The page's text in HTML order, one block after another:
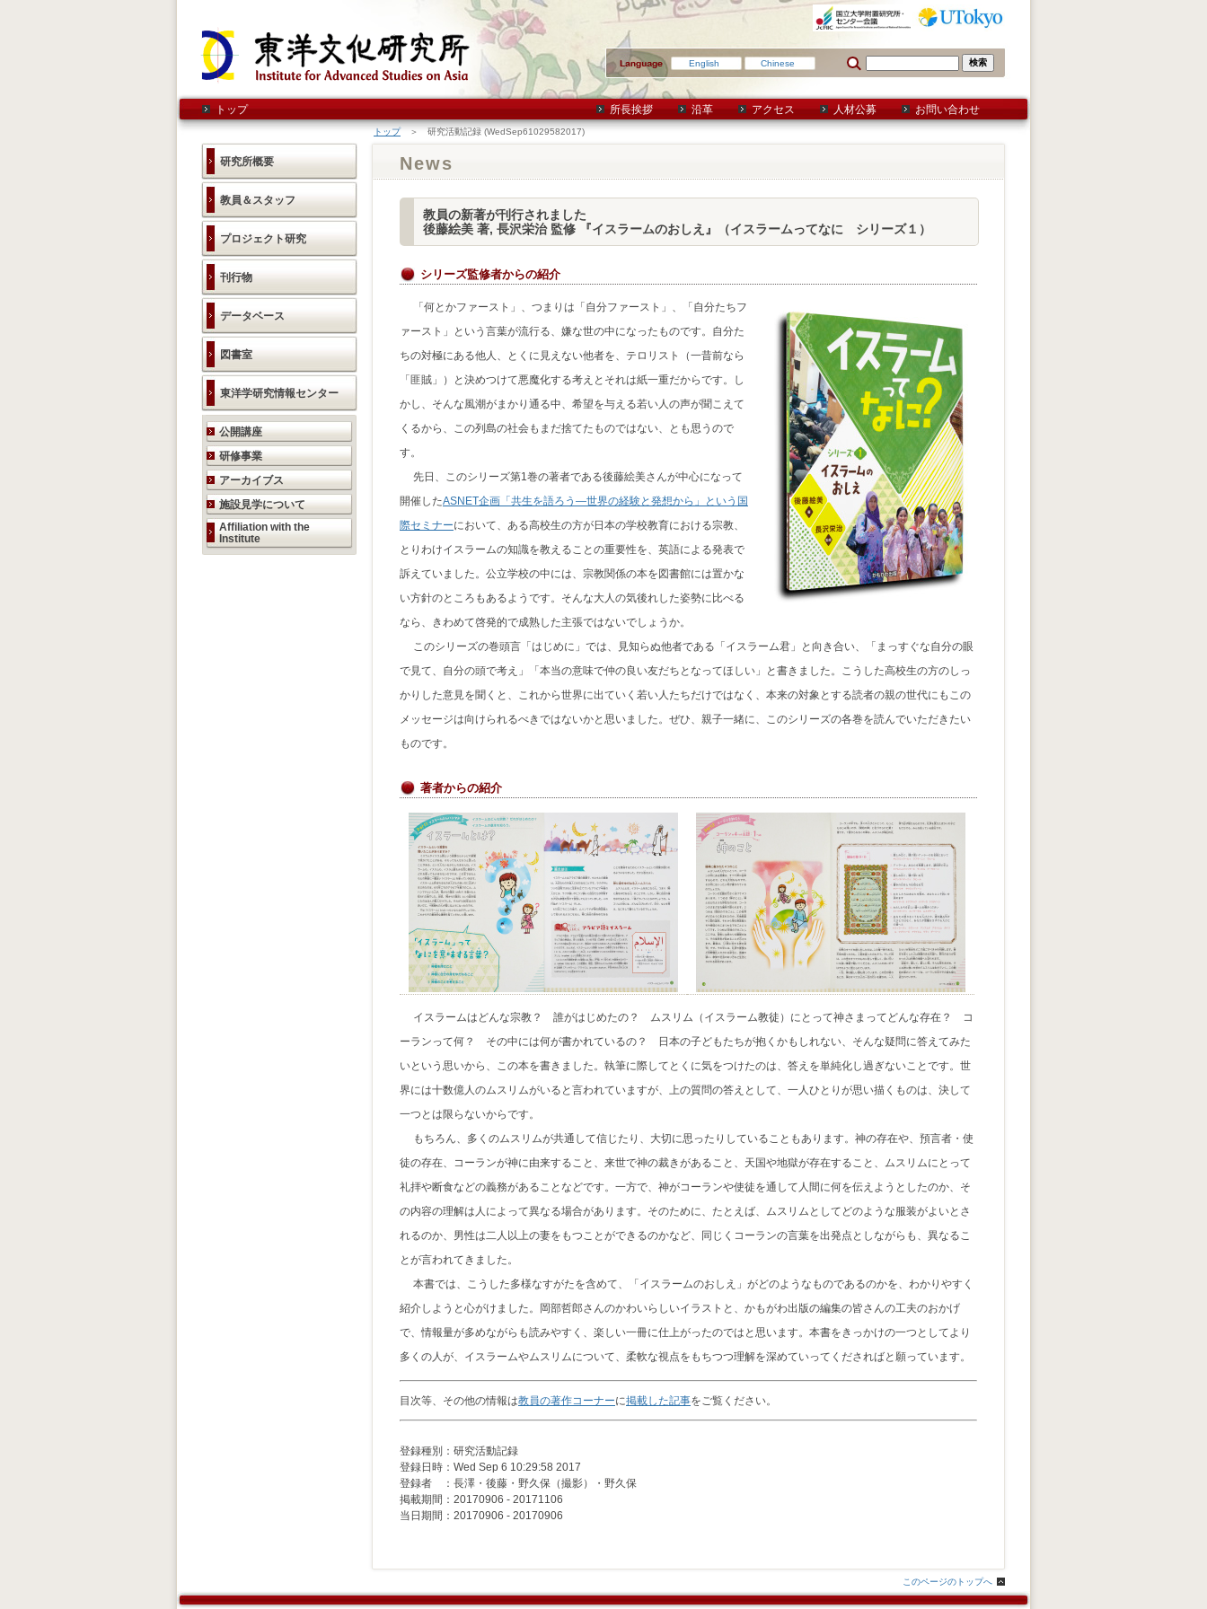
English Chinese
トップ 所長挨拶 沿革 アクセス 人材公募 お問い合わせ
研究所概要
教員＆スタッフ
プロジェクト研究
刊行物
データベース
図書室
東洋学研究情報センター
研究活動のご案内
公開講座
研修事業
アーカイブス
施設見学について
Affiliation with the
Institute
トップ＞ 研究活動記録 (WedSep61029582017)
News
教員の新著が刊行されました
後藤絵美 著, 長沢栄治 監修 『イスラームのおしえ』（イスラームってなに シリーズ１）
シリーズ監修者からの紹介
「何とかファースト」、つまりは「自分ファースト」、「自分たちフ
ァースト」という言葉が流行る、嫌な世の中になったものです。自分た
ちの対極にある他人、とくに見えない他者を、テロリスト（一昔前なら
「匪賊」）と決めつけて悪魔化する考えとそれは紙一重だからです。し
かし、そんな風潮がまかり通る中、希望を与える若い人の声が聞こえて
くるから、この列島の社会もまだ捨てたものではない、とも思うので
す。
先日、このシリーズ第1巻の著者である後藤絵美さんが中心になって
開催したASNET企画「共生を語ろう—世界の経験と発想から」という国
際セミナーにおいて、ある高校生の方が日本の学校教育における宗教、
とりわけイスラームの知識を教えることの重要性を、英語による発表で
訴えていました。公立学校の中には、宗教関係の本を図書館には置かな
い方針のところもあるようです。そんな大人の気後れした姿勢に比べる
なら、きわめて啓発的で成熟した主張ではないでしょうか。
このシリーズの巻頭言「はじめに」では、見知らぬ他者である「イスラーム君」と向き合い、「まっすぐな自分の眼
で見て、自分の頭で考え」「本当の意味で仲の良い友だちとなってほしい」と書きました。こうした高校生の方のしっ
かりした意見を聞くと、これから世界に出ていく若い人たちだけではなく、本来の対象とする読者の親の世代にもこの
メッセージは向けられるべきではないかと思いました。ぜひ、親子一緒に、このシリーズの各巻を読んでいただきたい
ものです。
著者からの紹介
イスラームはどんな宗教？ 誰がはじめたの？ ムスリム（イスラーム教徒）にとって神さまってどんな存在？ コ
ーランって何？ その中には何が書かれているの？ 日本の子どもたちが抱くかもしれない、そんな疑問に答えてみた
いという思いから、この本を書きました。執筆に際してとくに気をつけたのは、答えを単純化し過ぎないことです。世
界には十数億人のムスリムがいると言われていますが、上の質問の答えとして、一人ひとりが思い描くものは、決して
一つとは限らないからです。
もちろん、多くのムスリムが共通して信じたり、大切に思ったりしていることもあります。神の存在や、預言者・使
徒の存在、コーランが神に由来すること、来世で神の裁きがあること、天国や地獄が存在すること、ムスリムにとって
礼拝や断食などの義務があることなどです。一方で、神がコーランや使徒を通して人間に何を伝えようとしたのか、そ
の内容の理解は人によって異なる場合があります。そのために、たとえば、ムスリムとしてどのような服装がよいとさ
れるのか、男性は二人以上の妻をもつことができるのかなど、同じくコーランの言葉を出発点としながらも、異なるこ
とが言われてきました。
本書では、こうした多様なすがたを含めて、「イスラームのおしえ」がどのようなものであるのかを、わかりやすく
紹介しようと心がけました。岡部哲郎さんのかわいらしいイラストと、かもがわ出版の編集の皆さんの工夫のおかげ
で、情報量が多めながらも読みやすく、楽しい一冊に仕上がったのではと思います。本書をきっかけの一つとしてより
多くの人が、イスラームやムスリムについて、柔軟な視点をもちつつ理解を深めていってくださればと願っています。
目次等、その他の情報は教員の著作コーナーに掲載した記事をご覧ください。
登録種別：研究活動記録
登録日時：Wed Sep 6 10:29:58 2017
登録者 ：長澤・後藤・野久保（撮影）・野久保
掲載期間：20170906 - 20171106
当日期間：20170906 - 20170906
このページのトップへ